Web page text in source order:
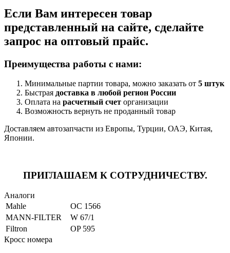
Если Вам интересен товар
представленный на сайте, сделайте
запрос на оптовый прайс.
Преимущества работы с нами:
Минимальные партии товара, можно заказать от 5 штук
Быстрая доставка в любой регион России
Оплата на расчетный счет организации
Возможность вернуть не проданный товар
Доставляем автозапчасти из Европы, Турции, ОАЭ, Китая,
Японии.
ПРИГЛАШАЕМ К СОТРУДНИЧЕСТВУ.
Аналоги
Mahle
OC 1566
MANN-FILTER
W 67/1
Filtron
OP 595
Кросс номера